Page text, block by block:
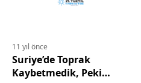
11 yıl önce
Suriye’de Toprak
Kaybetmedik, Peki